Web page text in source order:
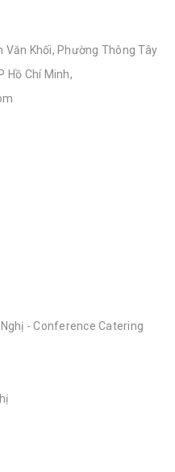
Văn Khối, Phường Thông Tây
Hồ Chí Minh,
- Conference Catering